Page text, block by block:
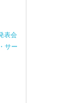
表会
サー